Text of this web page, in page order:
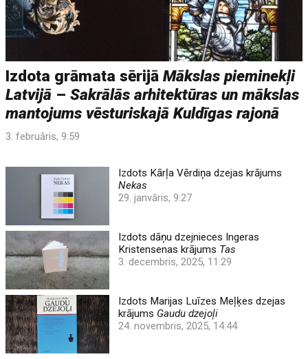
Izdota grāmata sērijāMākslas pieminekļi
Latvijā –Sakrālās arhitektūras un mākslas
mantojums vēsturiskajā Kuldīgas rajonā
3. februāris, 9:59
Izdots Kārļa Vērdiņa dzejas krājums
Nekas
29. janvāris, 9:27
Izdots dāņu dzejnieces Ingeras
Kristensenas krājums Tas
3. decembris, 2025, 11:29
Izdots Marijas Luīzes Meļķes dzejas
krājums Gaudu dzejoļi
24. novembris, 2025, 14:44